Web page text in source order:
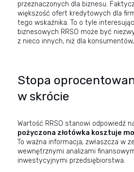
przeznaczonych dla biznesu.
większość ofert kredytowych dla
tego wskaźnika. To o tyle
biznesowych RRSO może być
z nieco innych, niż dla
Stopa
w skrócie
Wartość RRSO stanowi odpowiedź
pożyczona złotówka kosztuje
To ważna informacja, zwłaszcza w
wewnętrznymi analizami
inwestycyjnymi przedsiębiorstwa.